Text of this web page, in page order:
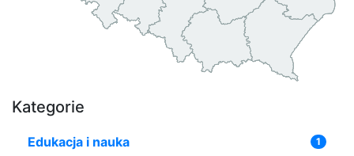
Kategorie
Edukacja i nauka 1